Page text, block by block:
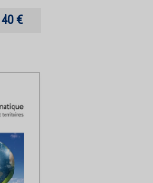
40 €